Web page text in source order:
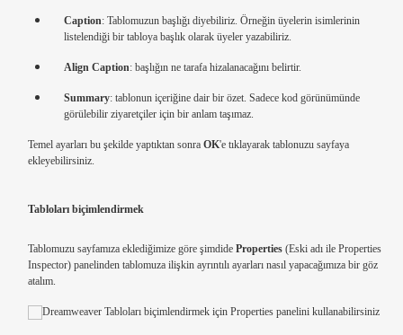
Caption: Tablomuzun başlığı diyebiliriz. Örneğin üyelerin isimlerinin
listelendiği bir tabloya başlık olarak üyeler yazabiliriz.
Align Caption: başlığın ne tarafa hizalanacağını belirtir.
Summary: tablonun içeriğine dair bir özet. Sadece kod görünümünde
görülebilir ziyaretçiler için bir anlam taşımaz.
Temel ayarları bu şekilde yaptıktan sonra OK'e tıklayarak tablonuzu sayfaya
ekleyebilirsiniz.
Tabloları biçimlendirmek
Tablomuzu sayfamıza eklediğimize göre şimdide Properties (Eski adı ile Properties
Inspector) panelinden tablomuza ilişkin ayrıntılı ayarları nasıl yapacağımıza bir göz
atalım.